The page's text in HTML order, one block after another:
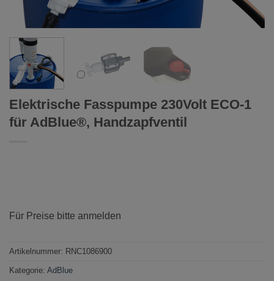
Elektrische Fasspumpe 230Volt ECO-1
für AdBlue®, Handzapfventil
Für Preise bitte anmelden
Artikelnummer: RNC1086900
Kategorie: AdBlue